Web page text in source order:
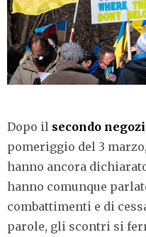
Dopo il secondo
pomeriggio del 3
hanno ancora
hanno comunque
combattimenti e di
parole, gli scontri si